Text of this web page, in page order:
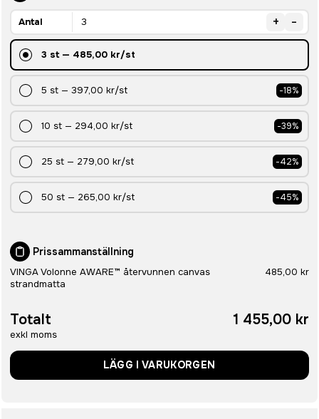
Antal + -
3 st— 485,00 kr/st
5 st — 397,00 kr/st -18%
10 st — 294,00 kr/st -39%
25 st — 279,00 kr/st -42%
50 st — 265,00 kr/st -45%
Prissammanställning
VINGA Volonne AWARE™ återvunnen canvas
strandmatta
485,00 kr
Totalt
exkl moms
1 455,00 kr
LÄGG I VARUKORGEN